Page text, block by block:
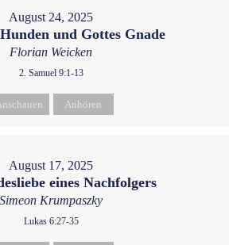
August 24, 2025
und Gottes Gnade
Florian Weicken
2. Samuel 9:1-13
Anhören
August 17, 2025
eines Nachfolgers
Simeon Krumpaszky
Lukas 6:27-35